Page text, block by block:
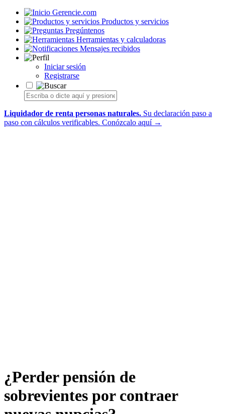
Gerencie.com
Productos y servicios
Pregúntenos
Herramientas y calculadoras
Mensajes recibidos
Iniciar sesión
Registrarse
Liquidador de renta personas naturales. Su declaración paso a
paso con cálculos verificables. Conózcalo aquí →
¿Perder pensión de
sobrevientes por contraer